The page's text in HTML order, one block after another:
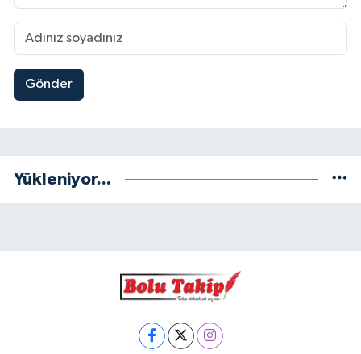
Gönder
Yükleniyor...